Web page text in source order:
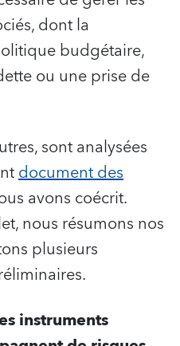
dont la
budgétaire,
ou une prise de
sont analysées
document des
avons coécrit.
nous résumons nos
plusieurs
instruments